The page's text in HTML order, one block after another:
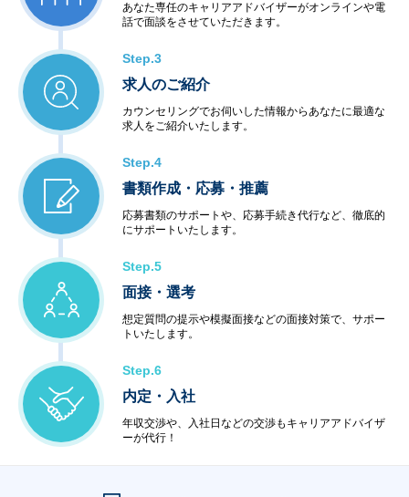
あなた専任のキャリアアドバイザーがオンラインや電
話で面談をさせていただきます。
Step.3
求人のご紹介
カウンセリングでお伺いした情報からあなたに最適な
求人をご紹介いたします。
Step.4
書類作成・応募・推薦
応募書類のサポートや、応募手続き代行など、徹底的
にサポートいたします。
Step.5
面接・選考
想定質問の提示や模擬面接などの面接対策で、サポー
トいたします。
Step.6
内定・入社
年収交渉や、入社日などの交渉もキャリアアドバイザ
ーが代行！